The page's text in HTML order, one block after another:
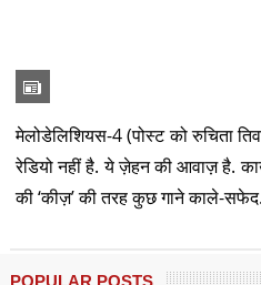
मेलोडेलिशियस-4 (पोस्ट को रुचिता
रेडियो नहीं है. ये ज़ेहन की आवाज़ है.
की ‘कीज़’ की तरह कुछ गाने काले-